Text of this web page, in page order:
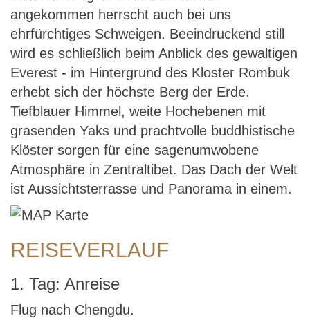
angekommen herrscht auch bei uns
ehrfürchtiges Schweigen. Beeindruckend still
wird es schließlich beim Anblick des gewaltigen
Everest - im Hintergrund des Kloster Rombuk
erhebt sich der höchste Berg der Erde.
Tiefblauer Himmel, weite Hochebenen mit
grasenden Yaks und prachtvolle buddhistische
Klöster sorgen für eine sagenumwobene
Atmosphäre in Zentraltibet. Das Dach der Welt
ist Aussichtsterrasse und Panorama in einem.
REISEVERLAUF
1. Tag: Anreise
Flug nach Chengdu.